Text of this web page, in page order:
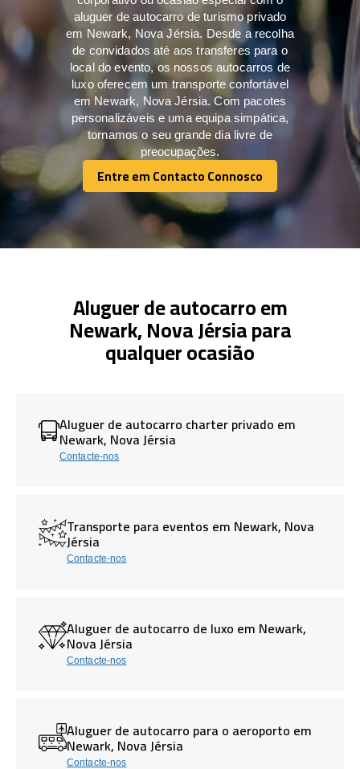
aluguer de autocarro de turismo privado
em Newark, Nova Jérsia. Desde a recolha
de convidados até aos transferes para o
local do evento, os nossos autocarros de
luxo oferecem um transporte confortável
em Newark, Nova Jérsia. Com pacotes
personalizáveis e uma equipa simpática,
tornamos o seu grande dia livre de
preocupações.
Entre em Contacto Connosco
Entre em Contacto Connosco
Aluguer de autocarro em
Newark, Nova Jérsia para
qualquer ocasião
Aluguer de autocarro charter privado em
Newark, Nova Jérsia
Contacte-nos
Transporte para eventos em Newark, Nova
Jérsia
Contacte-nos
Aluguer de autocarro de luxo em Newark,
Nova Jérsia
Contacte-nos
Aluguer de autocarro para o aeroporto em
Newark, Nova Jérsia
Contacte-nos